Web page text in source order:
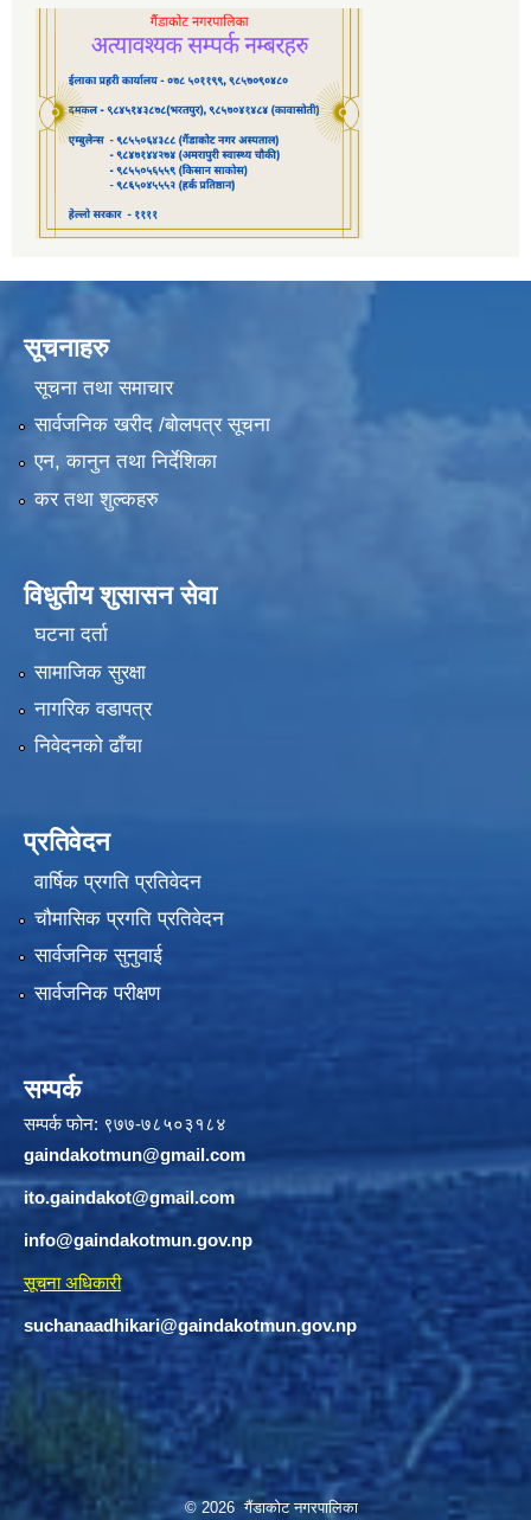
सूचनाहरु
सूचना तथा समाचार
सार्वजनिक खरीद /बोलपत्र सूचना
एन, कानुन तथा निर्देशिका
कर तथा शुल्कहरु
विधुतीय शुसासन सेवा
घटना दर्ता
सामाजिक सुरक्षा
नागरिक वडापत्र
निवेदनको ढाँचा
प्रतिवेदन
वार्षिक प्रगति प्रतिवेदन
चौमासिक प्रगति प्रतिवेदन
सार्वजनिक सुनुवाई
सार्वजनिक परीक्षण
सम्पर्क
सम्पर्क फोन: ९७७-७८५०३१८४
gaindakotmun@gmail.com
ito.gaindakot@gmail.com
info@gaindakotmun.gov.np
सूचना अधिकारी
suchanaadhikari@gaindakotmun.gov.np
© 2026 गैंडाकोट नगरपालिका